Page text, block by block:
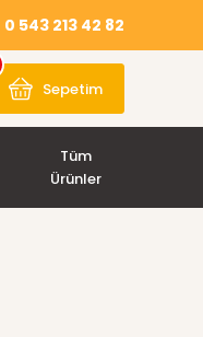
0 543 213 42 82
Sepetim
Tüm
Ürünler